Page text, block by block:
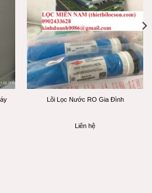
Lõi Lọc Nước RO Gia Đình
Liên hệ